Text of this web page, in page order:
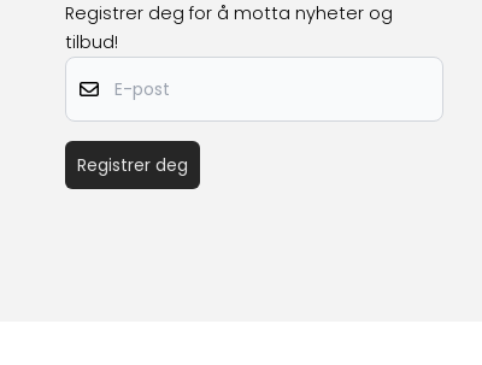
Registrer deg for å motta nyheter og
tilbud!
E-post
Registrer deg